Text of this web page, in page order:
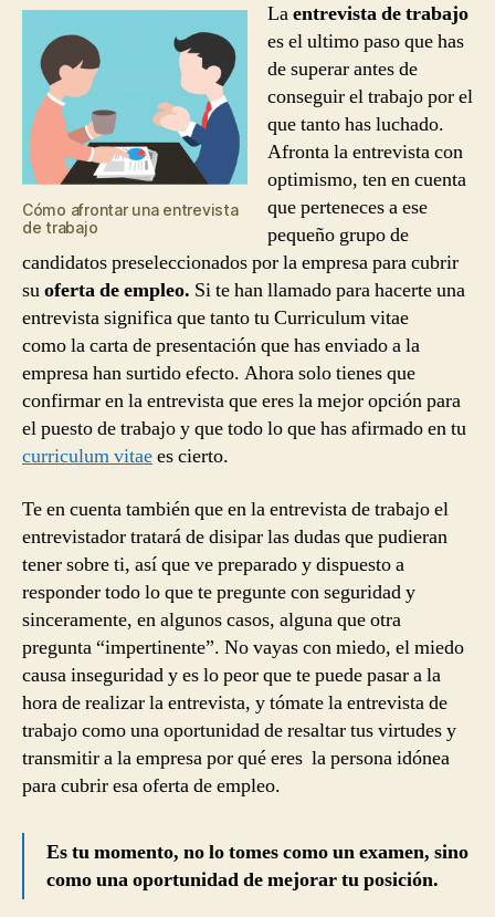
Cómo afrontar una entrevista
de trabajo
Laentrevista de trabajo
es el ultimo paso que has
de superar antes de
conseguir el trabajo por el
que tanto has luchado.
Afronta la entrevista con
optimismo, ten en cuenta
que perteneces a ese
pequeño grupo de
candidatos preseleccionados por la empresa para cubrir
suoferta de empleo. Si te han llamado para hacerte una
entrevista significa que tanto tu Curriculum vitae
como la carta de presentación que has enviado a la
empresa han surtido efecto. Ahora solo tienes que
confirmar en la entrevista que eres la mejor opción para
el puesto de trabajo y que todo lo que has afirmado en tu
curriculum vitaees cierto.
Te en cuenta también que en la entrevista de trabajo el
entrevistador tratará de disipar las dudas que pudieran
tener sobre ti, así que ve preparado y dispuesto a
responder todo lo que te pregunte con seguridad y
sinceramente, en algunos casos, alguna que otra
pregunta “impertinente”. No vayas con miedo, el miedo
causa inseguridad y es lo peor que te puede pasar a la
hora de realizar la entrevista, y tómate la entrevista de
trabajo como una oportunidad de resaltar tus virtudes y
transmitir a la empresa por qué eres la persona idónea
para cubrir esa oferta de empleo.
Es tu momento, no lo tomes como un examen, sino
como una oportunidad de mejorar tu posición.